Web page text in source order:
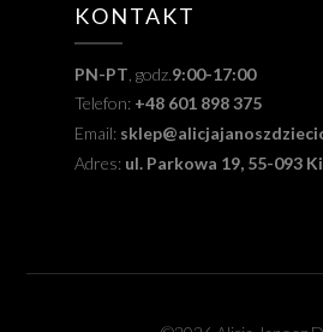
KONTAKT
PN-PT , godz.9:00-17:00
Telefon: +48 601 898 375
Email:
Adres: ul. Parkowa 19, 55-093